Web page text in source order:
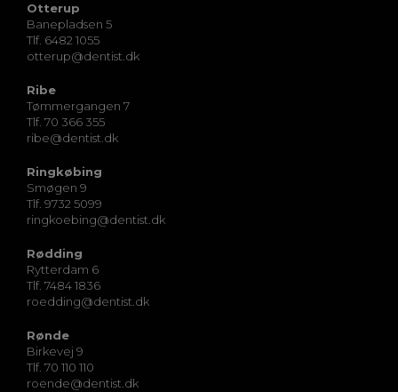
Otterup
Banepladsen 5
Tlf. 6482 1055
otterup@dentist.dk
Ribe
Tømmergangen 7
Tlf. 70 366 355
ribe@dentist.dk
Ringkøbing
Smøgen 9
Tlf. 9732 5099
ringkoebing@dentist.dk
Rødding
Rytterdam 6
Tlf. 7484 1836
roedding@dentist.dk
Rønde
Birkevej 9
Tlf. 70 110 110
roende@dentist.dk